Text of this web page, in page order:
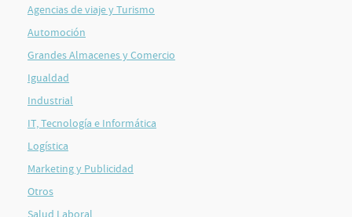
Agencias de viaje y Turismo
Automoción
Grandes Almacenes y Comercio
Igualdad
Industrial
IT, Tecnología e Informática
Logística
Marketing y Publicidad
Otros
Salud Laboral